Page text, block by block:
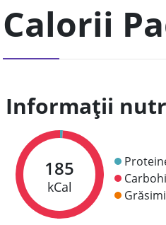
Calorii
Informații
185
kCal